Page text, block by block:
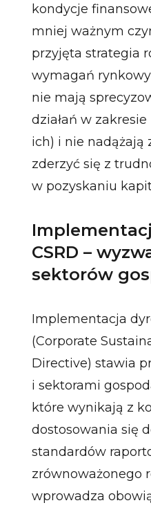
kondycje
mniej ważnym
przyjęta strategia
wymagań
nie mają
działań w
ich) i nie nadążają
zderzyć się z
w pozyskaniu
CSRD –
sektorów
Implementacja
(Corporate
Directive) stawia
i sektorami
które wynikają z
dostosowania się
standardów
zrównoważonego
wprowadza